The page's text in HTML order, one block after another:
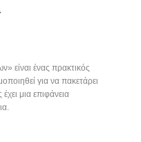
είναι ένας πρακτικός
για να πακετάρει
μια επιφάνεια